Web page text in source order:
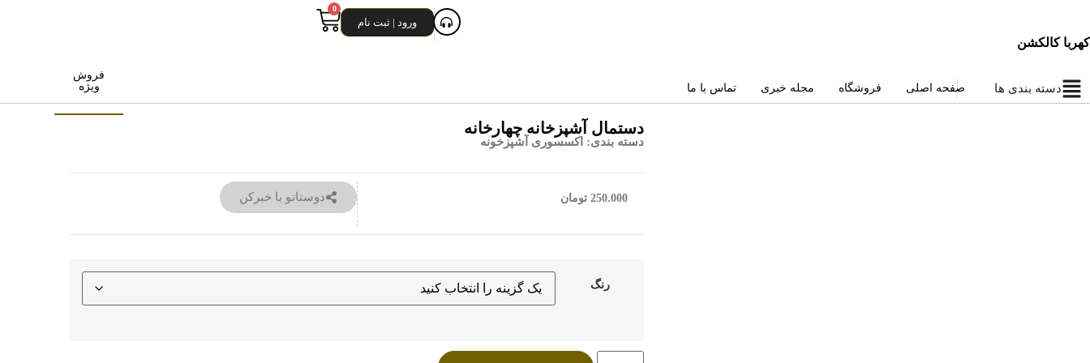
کهربا کالکشن
ورود | ثبت نام
0
دسته بندی ها صفحه اصلی فروشگاه مجله خبری تماس با ما
فروش
ویژه
دستمال آشپزخانه چهارخانه
دسته بندی: اکسسوری آشپزخونه
250.000 تومان دوستاتو با خبرکن
رنگ